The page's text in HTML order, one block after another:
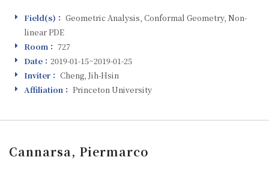
Field(s)
Field(s)： Geometric Analysis, Conformal Geometry, Non-
linear PDE
Room
Room： 727
Visiting
Date： 2019-01-15~2019-01-25
Inviter
Inviter： Cheng, Jih-Hsin
Affiliation
Affiliation： Princeton University
Cannarsa, Piermarco